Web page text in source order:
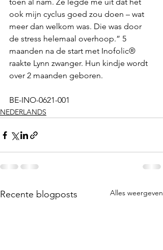
toen al nam. Ze legde me uit dat het
ook mijn cyclus goed zou doen – wat
meer dan welkom was. Die was door
de stress helemaal overhoop.” 5
maanden na de start met Inofolic®
raakte Lynn zwanger. Hun kindje wordt
over 2 maanden geboren.
BE-INO-0621-001
NEDERLANDS
Recente blogposts Alles weergeven